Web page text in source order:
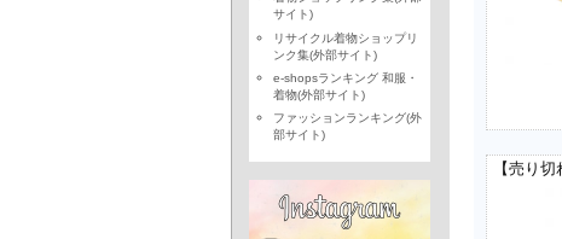
サイト)
リサイクル着物ショップリ
ンク集(外部サイト)
e-shopsランキング 和服・
着物(外部サイト)
ファッションランキング(外
部サイト)